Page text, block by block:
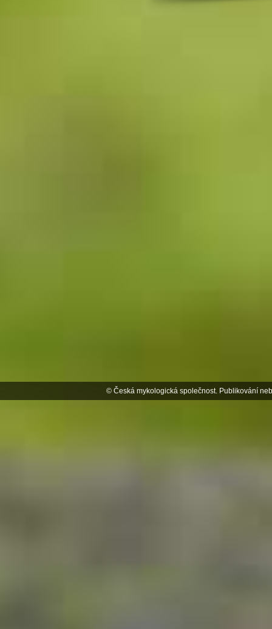
© Česká mykologická společnost. Publikování